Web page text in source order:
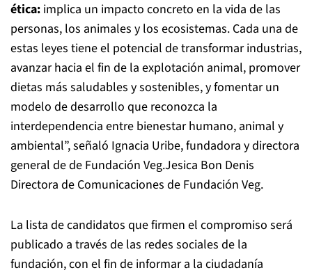
ética: implica un impacto concreto en la vida de las
personas, los animales y los ecosistemas. Cada una de
estas leyes tiene el potencial de transformar industrias,
avanzar hacia el fin de la explotación animal, promover
dietas más saludables y sostenibles, y fomentar un
modelo de desarrollo que reconozca la
interdependencia entre bienestar humano, animal y
ambiental”, señaló Ignacia Uribe, fundadora y directora
general de de Fundación Veg.Jesica Bon Denis
Directora de Comunicaciones de Fundación Veg.
La lista de candidatos que firmen el compromiso será
publicado a través de las redes sociales de la
fundación, con el fin de informar a la ciudadanía